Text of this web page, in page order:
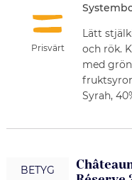
Prisvärt
Lätt
och rök.
med
Syrah,
BETYG